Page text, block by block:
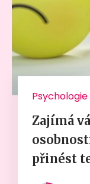
Psychologie
Zajímá
přinést